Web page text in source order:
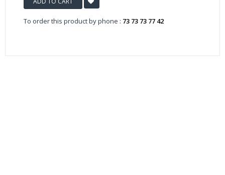
To order this product by phone : 73 73 73 77 42